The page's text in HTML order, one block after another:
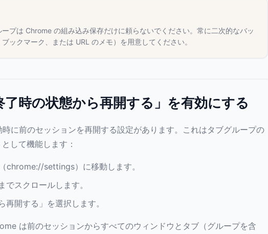
プは Chrome の組み込み保存だけに頼らないでください。常に二次的なバッ
ックマーク、または URL のメモ）を用意してください。
了時の状態から再開する」を有効にする
に前のセッションを再開する設定があります。これはタブグループの
して機能します：
chrome://settings）に移動します。
でスクロールします。
再開する」を選択します。
は前のセッションからすべてのウィンドウとタブ（グループを含